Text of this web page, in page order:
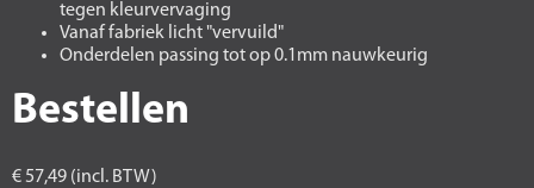
tegen kleurvervaging
Vanaf fabriek licht "vervuild"
Onderdelen passing tot op 0.1mm nauwkeurig
Bestellen
€ 57,49 (incl. BTW)